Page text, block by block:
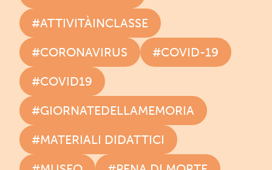
#ATTIVITÀINCLASSE
#CORONAVIRUS
#COVID-19
#COVID19
#GIORNATEDELLAMEMORIA
#MATERIALI DIDATTICI